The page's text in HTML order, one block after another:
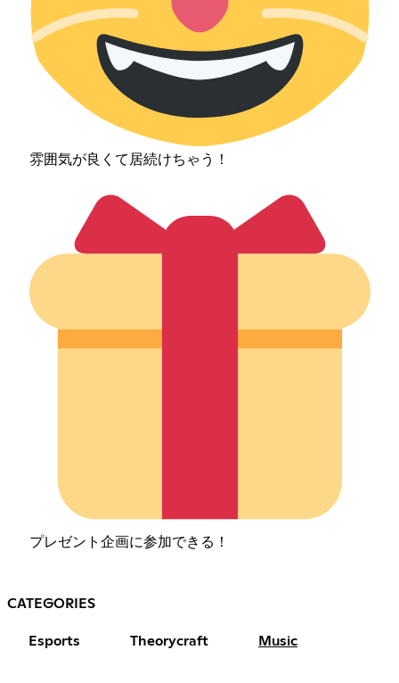
雰囲気が良くて居続けちゃう！
プレゼント企画に参加できる！
CATEGORIES
Esports Theorycraft Music